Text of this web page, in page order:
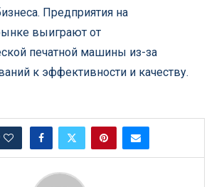
Предприятия на
выиграют от
печатной машины из-за
к эффективности и качеству.